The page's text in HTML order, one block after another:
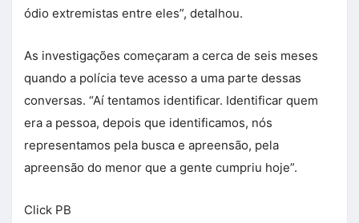
ódio extremistas entre eles”, detalhou.
As investigações começaram a cerca de seis meses
quando a polícia teve acesso a uma parte dessas
conversas. “Aí tentamos identificar. Identificar quem
era a pessoa, depois que identificamos, nós
representamos pela busca e apreensão, pela
apreensão do menor que a gente cumpriu hoje”.
Click PB